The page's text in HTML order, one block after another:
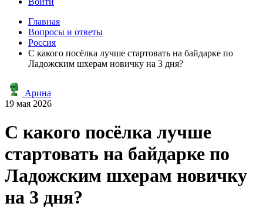
Главная
Вопросы и ответы
Россия
С какого посёлка лучше стартовать на байдарке по
Ладожским шхерам новичку на 3 дня?
Арина
19 мая 2026
С какого посёлка лучше
стартовать на байдарке по
Ладожским шхерам новичку
на 3 дня?